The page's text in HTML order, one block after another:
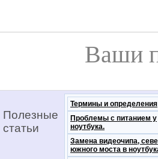
Ваши
Полезные
статьи
Термины и определения
Проблемы с питанием у
ноутбука.
Замена видеочипа,
южного моста в